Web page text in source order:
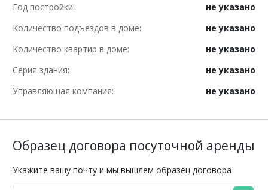
Год постройки:
не указано
Количество подъездов в доме:
не указано
Количество квартир в доме:
не указано
Серия здания:
не указано
Управляющая компания:
не указано
Образец договора посуточной аренды
Укажите вашу почту и мы вышлем образец договора